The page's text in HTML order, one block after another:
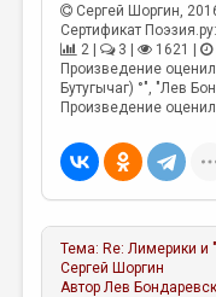
Сергей Шоргин,
Сертификат
2 |
3 | 1621 |
Произведение
Бутугычаг) °", "Лев
Произведение
Тема: Re: Лимерики и
Сергей Шоргин
АвторЛев